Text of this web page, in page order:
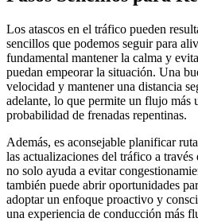
Los atascos en el tráfico pueden
sencillos que podemos seguir para
fundamental mantener la calma y
puedan empeorar la situación. Una
velocidad y mantener una distancia
adelante, lo que permite un flujo más
probabilidad de frenadas repentinas.
Además, es aconsejable planificar
las actualizaciones del tráfico a
no solo ayuda a evitar
también puede abrir oportunidades
adoptar un enfoque proactivo y
una experiencia de conducción más